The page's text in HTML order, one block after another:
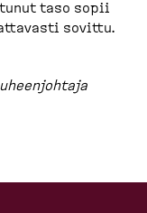
taso sopii
sovittu.